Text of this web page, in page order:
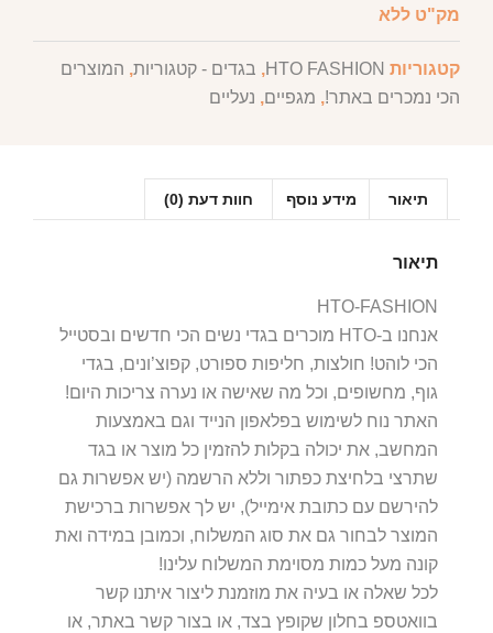
מק"ט ללא
קטגוריות HTO FASHION
, בגדים - קטגוריות, המוצרים
הכי נמכרים באתר!, מגפיים, נעליים
תיאור מידע נוסף חוות דעת (0)
תיאור
HTO-FASHION
אנחנו ב-HTO מוכרים בגדי נשים הכי חדשים ובסטייל
הכי לוהט! חולצות, חליפות ספורט, קפוצ’ונים, בגדי
גוף, מחשופים, וכל מה שאישה או נערה צריכות היום!
האתר נוח לשימוש בפלאפון הנייד וגם באמצעות
המחשב, את יכולה בקלות להזמין כל מוצר או בגד
שתרצי בלחיצת כפתור וללא הרשמה (יש אפשרות גם
להירשם עם כתובת אימייל), יש לך אפשרות ברכישת
המוצר לבחור גם את סוג המשלוח, וכמובן במידה ואת
קונה מעל כמות מסוימת המשלוח עלינו!
לכל שאלה או בעיה את מוזמנת ליצור איתנו קשר
בוואטספ בחלון שקופץ בצד, או בצור קשר באתר, או